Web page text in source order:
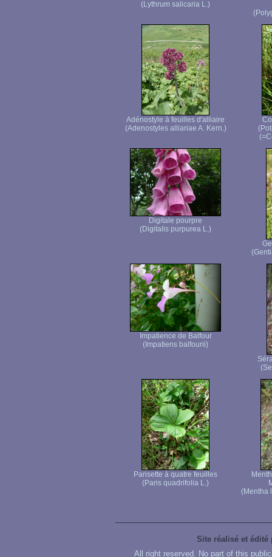
(Lythrum salicaria L.)
Adénostyle à feuilles d'alliaire
(Adenostyles alliariae A. Kern.)
Digitale pourpre
(Digitalis purpurea L.)
Impatience de Balfour
(Impatiens balfourii)
Parisette à quatre feuilles
(Paris quadrifolia L.)
(Mentha
Site réalisé et édité
All right reserved. No part of this